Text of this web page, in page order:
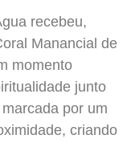
recebeu,
Manancial de
momento
junto
por um
criando